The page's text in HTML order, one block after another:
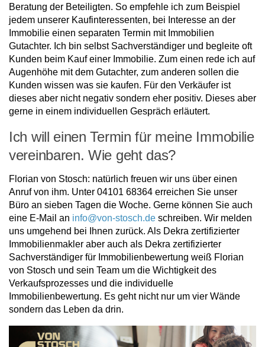
Beratung der Beteiligten. So empfehle ich zum Beispiel
jedem unserer Kaufinteressenten, bei Interesse an der
Immobilie einen separaten Termin mit Immobilien
Gutachter. Ich bin selbst Sachverständiger und begleite oft
Kunden beim Kauf einer Immobilie. Zum einen rede ich auf
Augenhöhe mit dem Gutachter, zum anderen sollen die
Kunden wissen was sie kaufen. Für den Verkäufer ist
dieses aber nicht negativ sondern eher positiv. Dieses aber
gerne in einem individuellen Gespräch erläutert.
Ich will einen Termin für meine Immobilie
vereinbaren. Wie geht das?
Florian von Stosch: natürlich freuen wir uns über einen
Anruf von ihm. Unter 04101 68364 erreichen Sie unser
Büro an sieben Tagen die Woche. Gerne können Sie auch
eine E-Mail an info@von-stosch.de schreiben. Wir melden
uns umgehend bei Ihnen zurück. Als Dekra zertifizierter
Immobilienmakler aber auch als Dekra zertifizierter
Sachverständiger für Immobilienbewertung weiß Florian
von Stosch und sein Team um die Wichtigkeit des
Verkaufsprozesses und die individuelle
Immobilienbewertung. Es geht nicht nur um vier Wände
sondern das Leben da drin.